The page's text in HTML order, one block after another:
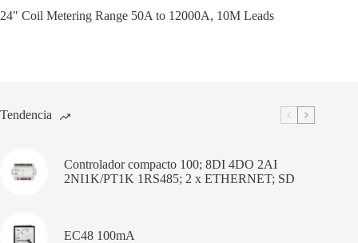
24″ Coil Metering Range 50A to 12000A, 10M Leads
Tendencia
Controlador compacto 100; 8DI 4DO 2AI
2NI1K/PT1K 1RS485; 2 x ETHERNET; SD
EC48 100mA